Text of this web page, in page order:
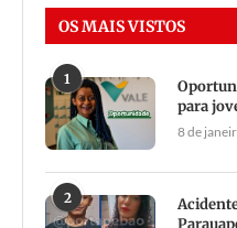
OS MAIS VISTOS
1
para
8 de
2